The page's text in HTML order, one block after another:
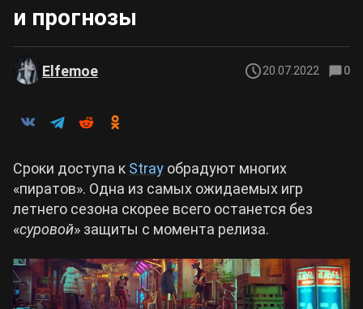
Новости Honkai: Star Rail
Новости Zenless Zone Zero
Genshin Impact
Honkai: Star Rail
Neverness to Everness
Gothic 1 Remake
Arknights: Endfield
Crimson Desert
Билды
Билды Genshin Impact
Билды Neverness to Everness
Билды Arknights: Endfield
Интересное
Фильмы и сериалы
и прогнозы
Elfemoe 20.07.2022 0
Сроки доступа к Stray обрадуют многих
«пиратов». Одна из самых ожидаемых игр
летнего сезона скорее всего останется без
«суровой» защиты с момента релиза.